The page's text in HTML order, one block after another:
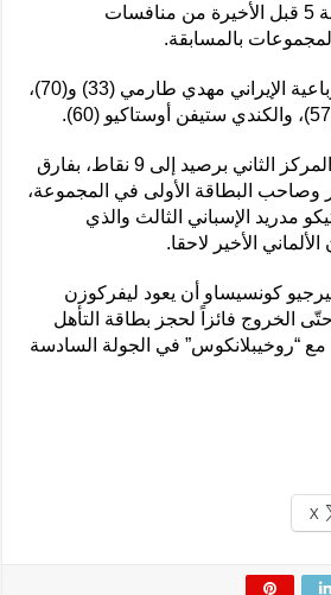
اليوم الأربعاء، في الجولة 5 قبل الأخيرة من منافسات
بالمسابقة.
وتناوب على تسجيل الرباعية الإيراني مهدي طارمي (33) و(70)،
وعزز بورتو موقعه في المركز الثاني برصيد إلى 9 نقاط، بفارق
وصاحب البطاقة الأولى في المجموعة،
أتلتيكو مدريد الإسباني الثالث والذي
الأخير لاحقا.
كونسيساو أن يعود ليفركوزن
الخروج فائزاً لحجز بطاقة التأهل
مع “روخيبلانكوس” في الجولة السادسة
X